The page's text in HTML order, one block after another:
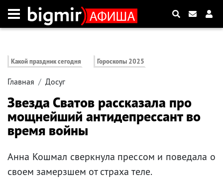
Какой праздник сегодня Гороскопы 2025
Главная Досуг
Звезда Сватов рассказала про
мощнейший антидепрессант во
время войны
Анна Кошмал сверкнула прессом и поведала о
своем замерзшем от страха теле.